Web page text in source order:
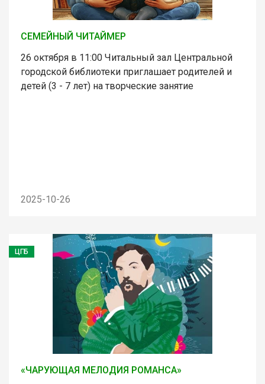
СЕМЕЙНЫЙ ЧИТАЙМЕР
26 октября в 11:00 Читальный зал Центральной
городской библиотеки приглашает родителей и
детей (3 - 7 лет) на творческие занятие
2025-10-26
ЦГБ
«ЧАРУЮЩАЯ МЕЛОДИЯ РОМАНСА»